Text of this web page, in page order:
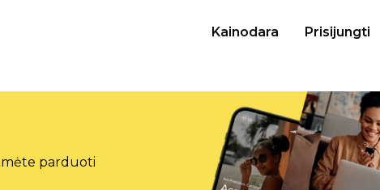
Kainodara Prisijungti
parduoti